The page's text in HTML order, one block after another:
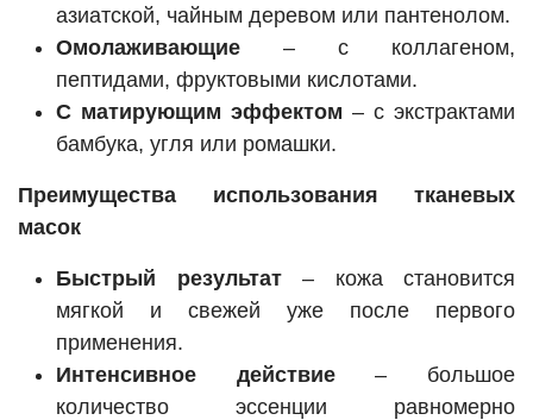
азиатской, чайным деревом или пантенолом.
Омолаживающие – с коллагеном,
пептидами, фруктовыми кислотами.
С матирующим эффектом – с экстрактами
бамбука, угля или ромашки.
Преимущества использования тканевых
масок
Быстрый результат– кожа становится
мягкой и свежей уже после первого
применения.
Интенсивное действие– большое
количество эссенции равномерно